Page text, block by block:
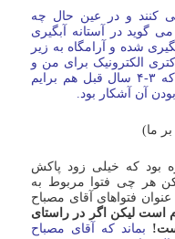
کنند و در عین حال چه
گوید در آستانه آبگیری
شده و آرامگاه به زیر
الکترونیک برای من و
خیلی دیگر فوروارد کرده بود. ایمیلی که ۳-۴ سال قبل هم برایم
آن آشکار بود.
بود که خیلی زود پاکش
هر چی فتوا مربوط به
عنوان فتواهای آقای مصباح
است لیکن اگر در راستای
بماند که آقای مصباح